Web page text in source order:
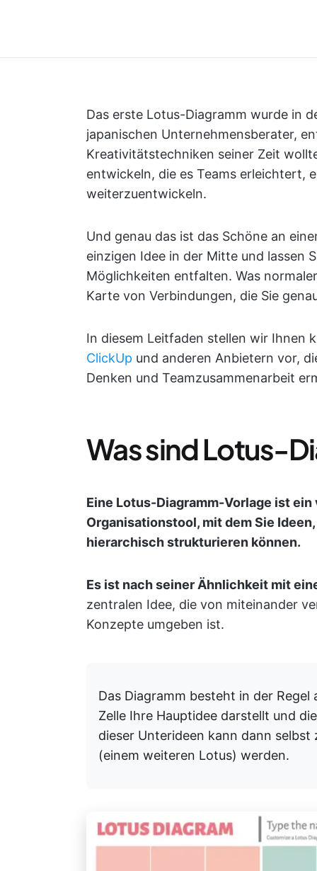
Das erste Lotus-Diagramm wurde in
japanischen Unternehmensberater,
Kreativitätstechniken seiner Zeit
entwickeln, die es Teams erleichtert,
weiterzuentwickeln.
Und genau das ist das Schöne an
einzigen Idee in der Mitte und lassen
Möglichkeiten entfalten. Was
Karte von Verbindungen, die Sie
In diesem Leitfaden stellen wir Ihnen
ClickUp und anderen Anbietern vor,
Denken und Teamzusammenarbeit
Was sind Lotus-
Eine Lotus-Diagramm-Vorlage ist
Organisationstool, mit dem Sie
hierarchisch strukturieren können.
Es ist nach seiner Ähnlichkeit mit
zentralen Idee, die von miteinander
Konzepte umgeben ist.
Das Diagramm besteht in der
Zelle Ihre Hauptidee darstellt und
dieser Unterideen kann dann
(einem weiteren Lotus) werden.